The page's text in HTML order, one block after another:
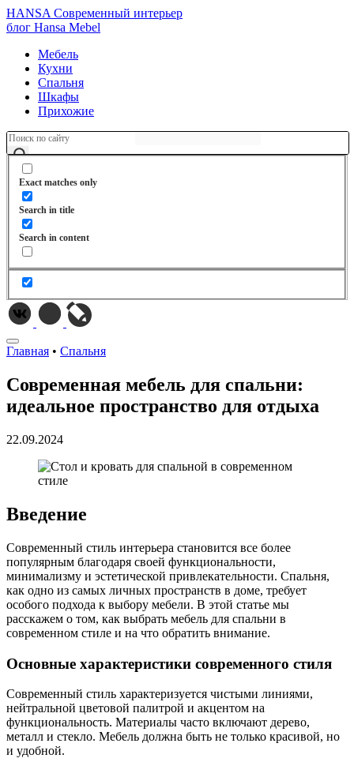
HANSA Современный интерьер
блог Hansa Mebel
Мебель
Кухни
Спальня
Шкафы
Прихожие
Exact matches only
Search in title
Search in content
Главная • Спальня
Современная мебель для спальни:
идеальное пространство для отдыха
22.09.2024
Введение
Современный стиль интерьера становится все более
популярным благодаря своей функциональности,
минимализму и эстетической привлекательности. Спальня,
как одно из самых личных пространств в доме, требует
особого подхода к выбору мебели. В этой статье мы
расскажем о том, как выбрать мебель для спальни в
современном стиле и на что обратить внимание.
Основные характеристики современного стиля
Современный стиль характеризуется чистыми линиями,
нейтральной цветовой палитрой и акцентом на
функциональность. Материалы часто включают дерево,
металл и стекло. Мебель должна быть не только красивой, но
и удобной.